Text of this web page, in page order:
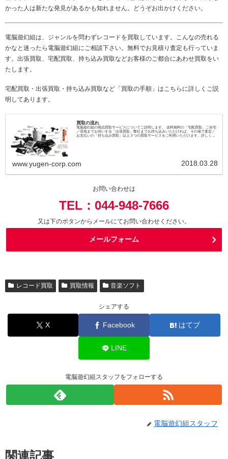
かった人は新たな発見があるかも知れません。どうぞお出かけください。
電脳遊幻組は、ジャンルを問わずレコードを買取しています。こんなの売れる
かなと迷ったら電脳遊幻組にご相談下さい。無料でお見積り査定も行っていま
す。出張買取、宅配買取、持ち込み買取などお客様のご都合にあわせ買取をい
たします。
宅配買取・出張買取・持ち込み買取など「買取の手順」はこちらに詳しくご説
明してあります。
買取の流れ
電脳遊幻組の商品買取サービスについてご説明します。 送料無料の「宅配買取」ご自宅
／現地までお伺いする「出張買取」弊社までお持ち込みいただければ、その場で査定／
お支払いの「持ち込み買取」以上３つの買取サービスをご利用いただけます。詳しくは
www.yugen-corp.com 2018.03.28
お問い合わせは
TEL：044-948-7666
又は下のボタンからメールにてお問い合わせください。
メールフォーム
レコード買取 買取情報 音楽ソフト
シェアする
X Facebook はてブ
LINE
電脳遊幻組スタッフをフォローする
電脳遊幻組スタッフ
関連記事